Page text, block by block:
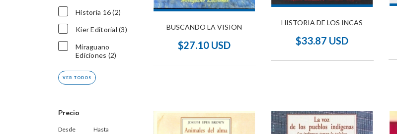
Historia 16 (2)
Kier Editorial (3)
Miraguano
Ediciones (2)
VER TODOS
Precio
Desde Hasta
BUSCANDO LA VISION
$27.10 USD
HISTORIA DE LOS INCAS
$33.87 USD